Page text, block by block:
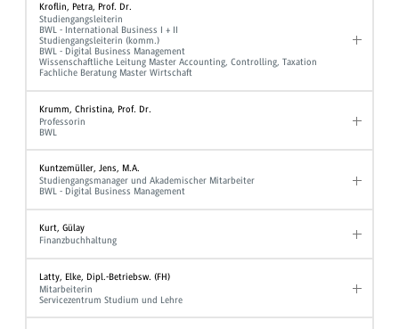
Kroflin, Petra, Prof. Dr.
Studiengangsleiterin
BWL - International Business I + II
Studiengangsleiterin (komm.)
BWL - Digital Business Management
Wissenschaftliche Leitung Master Accounting, Controlling, Taxation
Fachliche Beratung Master Wirtschaft
Krumm, Christina, Prof. Dr.
Professorin
BWL
Kuntzemüller, Jens, M.A.
Studiengangsmanager und Akademischer Mitarbeiter
BWL - Digital Business Management
Kurt, Gülay
Finanzbuchhaltung
Latty, Elke, Dipl.-Betriebsw. (FH)
Mitarbeiterin
Servicezentrum Studium und Lehre